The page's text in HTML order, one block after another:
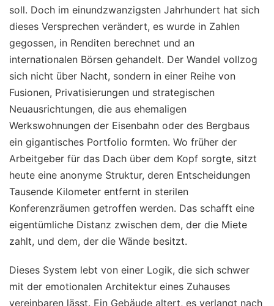
soll. Doch im einundzwanzigsten Jahrhundert hat sich
dieses Versprechen verändert, es wurde in Zahlen
gegossen, in Renditen berechnet und an
internationalen Börsen gehandelt. Der Wandel vollzog
sich nicht über Nacht, sondern in einer Reihe von
Fusionen, Privatisierungen und strategischen
Neuausrichtungen, die aus ehemaligen
Werkswohnungen der Eisenbahn oder des Bergbaus
ein gigantisches Portfolio formten. Wo früher der
Arbeitgeber für das Dach über dem Kopf sorgte, sitzt
heute eine anonyme Struktur, deren Entscheidungen
Tausende Kilometer entfernt in sterilen
Konferenzräumen getroffen werden. Das schafft eine
eigentümliche Distanz zwischen dem, der die Miete
zahlt, und dem, der die Wände besitzt.
Dieses System lebt von einer Logik, die sich schwer
mit der emotionalen Architektur eines Zuhauses
vereinbaren lässt. Ein Gebäude altert, es verlangt nach